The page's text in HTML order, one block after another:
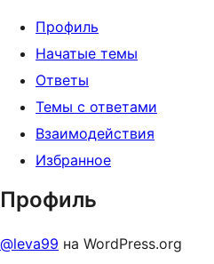
Профиль
Начатые темы
Ответы
Темы с ответами
Взаимодействия
Избранное
Профиль
@leva99 на WordPress.org